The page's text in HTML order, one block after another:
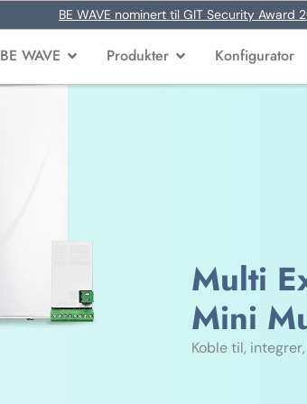
BE WAVE nominert til GIT Security Award
WAVE Produkter Konfigurator
Multi
Mini
Koble til,